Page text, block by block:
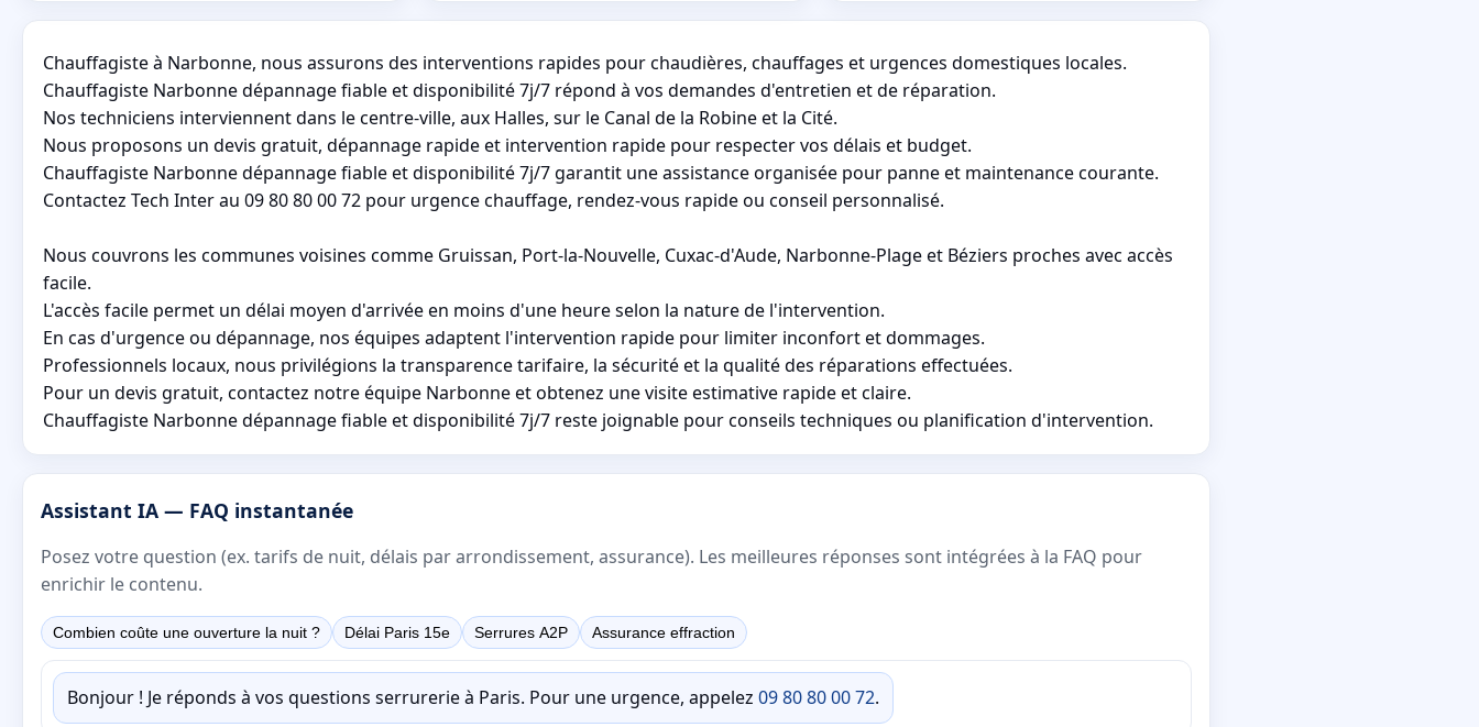
Chauffagiste à Narbonne, nous assurons des interventions rapides pour chaudières, chauffages et urgences domestiques locales.
Chauffagiste Narbonne dépannage fiable et disponibilité 7j/7 répond à vos demandes d'entretien et de réparation.
Nos techniciens interviennent dans le centre-ville, aux Halles, sur le Canal de la Robine et la Cité.
Nous proposons un devis gratuit, dépannage rapide et intervention rapide pour respecter vos délais et budget.
Chauffagiste Narbonne dépannage fiable et disponibilité 7j/7 garantit une assistance organisée pour panne et maintenance courante.
Contactez Tech Inter au 09 80 80 00 72 pour urgence chauffage, rendez-vous rapide ou conseil personnalisé.
Nous couvrons les communes voisines comme Gruissan, Port-la-Nouvelle, Cuxac-d'Aude, Narbonne-Plage et Béziers proches avec accès
facile.
L'accès facile permet un délai moyen d'arrivée en moins d'une heure selon la nature de l'intervention.
En cas d'urgence ou dépannage, nos équipes adaptent l'intervention rapide pour limiter inconfort et dommages.
Professionnels locaux, nous privilégions la transparence tarifaire, la sécurité et la qualité des réparations effectuées.
Pour un devis gratuit, contactez notre équipe Narbonne et obtenez une visite estimative rapide et claire.
Chauffagiste Narbonne dépannage fiable et disponibilité 7j/7 reste joignable pour conseils techniques ou planification d'intervention.
Assistant IA — FAQ instantanée
Posez votre question (ex. tarifs de nuit, délais par arrondissement, assurance). Les meilleures réponses sont intégrées à la FAQ pour
enrichir le contenu.
Combien coûte une ouverture la nuit ? Délai Paris 15e Serrures A2P Assurance effraction
Bonjour ! Je réponds à vos questions serrurerie à Paris. Pour une urgence, appelez 09 80 80 00 72.